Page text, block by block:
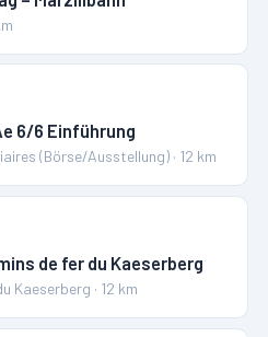
6/6 Einführung
(Börse/Ausstellung) · 12 km
de fer du Kaeserberg
Kaeserberg · 12 km